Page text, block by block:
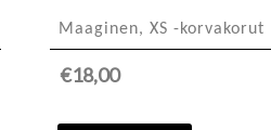
Maaginen, XS -korvakorut
€18,00